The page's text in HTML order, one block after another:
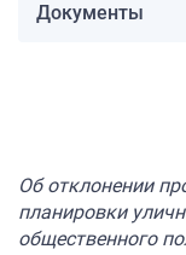
Об отклонении
планировки
общественного
Документы